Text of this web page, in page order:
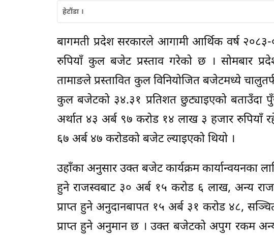
हेटौंडा ।
बागमती प्रदेश सरकारले आगामी आर्थिक वर्ष
रुपियाँ कुल बजेट प्रस्ताव गरेको छ । सोमबार
तामाङले प्रस्तावित कुल विनियोजित बजेटमध्ये
कुल बजेटको ३४.३१ प्रतिशत छुट्याइएको बताउँदा
अर्थात ४३ अर्ब ९७ करोड १४ लाख ३ हजार रुपियाँ
६७ अर्ब ४७ करोडको बजेट ल्याइएको थियो ।
उहाँका अनुसार उक्त बजेट कार्यक्रम कार्यान्वयनका
हुने राजस्वबाट ३० अर्ब १५ करोड ६ लाख, अन्य
प्राप्त हुने अनुदानबापत १५ अर्ब ३१ करोड ४८,
प्राप्त हुने अनुमान छ । उक्त बजेटको अपुग रकम अन्य